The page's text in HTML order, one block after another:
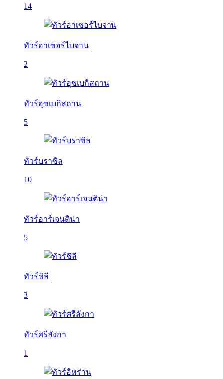
14
ทัวร์อาเซอร์ไบจาน
2
ทัวร์อุซเบกิสถาน
5
ทัวร์บราซิล
10
ทัวร์อาร์เจนติน่า
5
ทัวร์ชิลี
3
ทัวร์ศรีลังกา
1